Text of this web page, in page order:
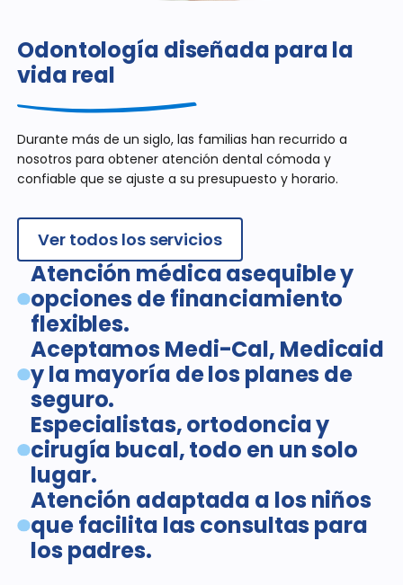
Odontología diseñada para la
vida real
Durante más de un siglo, las familias han recurrido a
nosotros para obtener atención dental cómoda y
confiable que se ajuste a su presupuesto y horario.
Ver todos los servicios
Atención médica asequible y
opciones de financiamiento
flexibles.
Aceptamos Medi-Cal, Medicaid
y la mayoría de los planes de
seguro.
Especialistas, ortodoncia y
cirugía bucal, todo en un solo
lugar.
Atención adaptada a los niños
que facilita las consultas para
los padres.